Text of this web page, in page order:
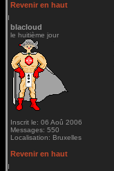
Revenir en haut
blacloud
le huitième jour
Inscrit le: 06 Aoû 2006
Messages: 550
Localisation: Bruxelles
Revenir en haut